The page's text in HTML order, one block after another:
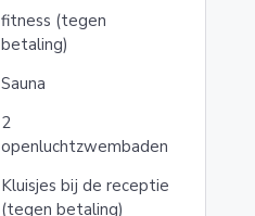
fitness (tegen
betaling)
Sauna
2
openluchtzwembaden
Kluisjes bij de receptie
(tegen betaling)